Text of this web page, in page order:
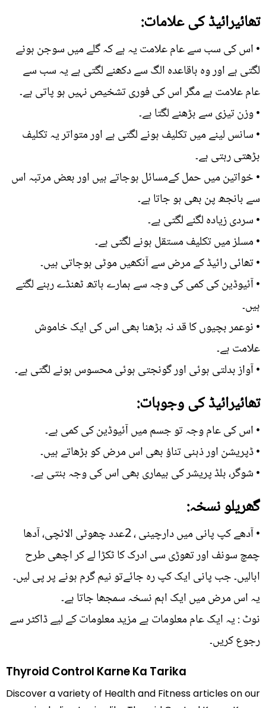
تھائیرائیڈ کی علامات:
• اس کی سب سے عام علامت یہ ہے کہ گلے میں سوجن ہونے
لگتی ہے اور وہ باقاعدہ الگ سے دکھنے لگتی ہے یہ سب سے
عام علامت ہے مگر اس کی فوری تشخیص نہیں ہو پاتی ہے۔
• وزن تیزی سے بڑھنے لگتا ہے۔
• سانس لینے میں تکلیف ہونے لگتی ہے اور متواتر یہ تکلیف
بڑھتی رہتی ہے۔
• خواتین میں حمل کےمسائل ہوجاتے ہیں اور بعض مرتبہ اس
سے بانجھ پن بھی ہو جاتا ہے۔
• سردی زیادہ لگنے لگتی ہے۔
• مسلز میں تکلیف مستقل ہونے لگتی ہے۔
• تھائی رائیڈ کے مرض سے آنکھیں موٹی ہوجاتی ہیں۔
• آئیوڈین کی کمی کی وجہ سے ہمارے ہاتھ ٹھنڈے رہنے لگتے
ہیں۔
• نوعمر بچیوں کا قد نہ بڑھنا بھی اس کی ایک خاموش
علامت ہے۔
• آواز بدلتی ہوئی اور گونجتی ہوئی محسوس ہونے لگتی ہے۔
تھائیرائیڈ کی وجوہات:
• اس کی عام وجہ تو جسم میں آئیوڈین کی کمی ہے۔
• ڈپریشن اور ذہنی تناؤ بھی اس مرض کو بڑھاتے ہیں۔
• شوگر، بلڈ پریشر کی بیماری بھی اس کی وجہ بنتی ہے۔
گھریلو نسخہ:
• آدھے کپ پانی میں دارچینی ، 2عدد چھوٹی الائچی، آدھا
چمچ سونف اور تھوڑی سی ادرک کا ٹکڑا لے کر اچھی طرح
ابالیں۔ جب پانی ایک کپ رہ جائےتو نیم گرم ہونے پر پی لیں۔
یہ اس مرض میں ایک اہم نسخہ سمجھا جاتا ہے۔
نوٹ : یہ ایک عام معلومات ہے مزید معلومات کے لیے ڈاکٹر سے
رجوع کریں۔
Thyroid Control Karne Ka Tarika
Discover a variety of Health and Fitness articles on our